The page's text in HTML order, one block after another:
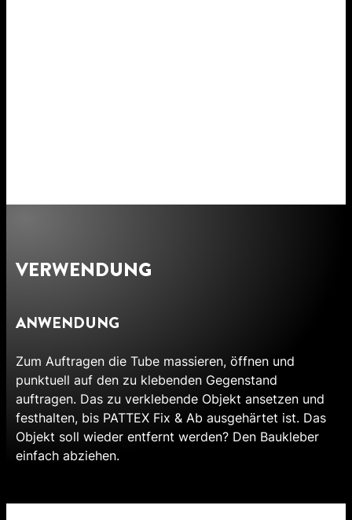
VERWENDUNG
ANWENDUNG
Zum Auftragen die Tube massieren, öffnen und
punktuell auf den zu klebenden Gegenstand
auftragen. Das zu verklebende Objekt ansetzen und
festhalten, bis PATTEX Fix & Ab ausgehärtet ist. Das
Objekt soll wieder entfernt werden? Den Baukleber
einfach abziehen.